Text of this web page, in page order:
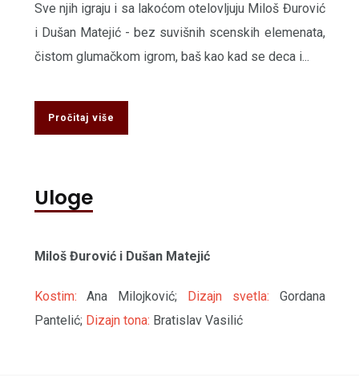
Sve njih igraju i sa lakoćom otelovljuju Miloš Đurović
i Dušan Matejić - bez suvišnih scenskih elemenata,
čistom glumačkom igrom, baš kao kad se deca i...
Pročitaj više
Uloge
Miloš Đurović i Dušan Matejić
Kostim: Ana Milojković; Dizajn svetla: Gordana
Pantelić; Dizajn tona: Bratislav Vasilić